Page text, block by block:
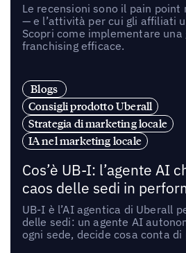
Le recensioni sono il pain point
— e l’attività per cui gli affiliati
Scopri come implementare
franchising efficace.
Blogs
Consigli prodotto Uberall
Strategia di marketing locale
IA nel marketing locale
Cos’è UB-I: l’agente AI
caos delle sedi in
UB-I è l’AI agentica di Uberall
delle sedi: un agente AI
ogni sede, decide cosa conta